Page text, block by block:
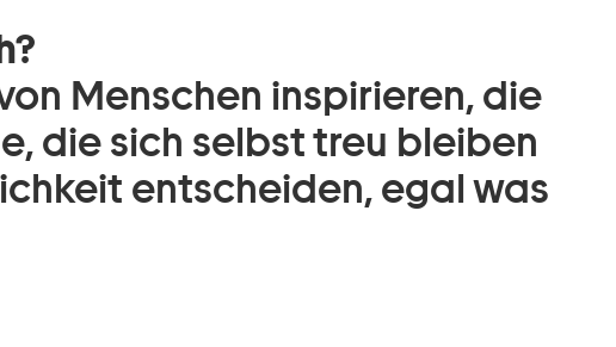
Menschen inspirieren, die
die sich selbst treu bleiben
entscheiden, egal was